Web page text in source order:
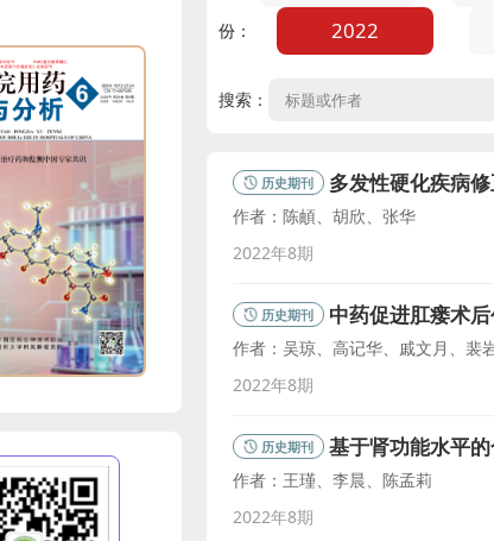
份：
2022
搜索：
历史期刊 多发性硬化疾病
作者：陈頔、胡欣、张华
2022年8期
历史期刊 中药促进肛瘘术
作者：吴琼、高记华、戚文月、裴
2022年8期
历史期刊 基于肾功能水平
作者：王瑾、李晨、陈孟莉
2022年8期